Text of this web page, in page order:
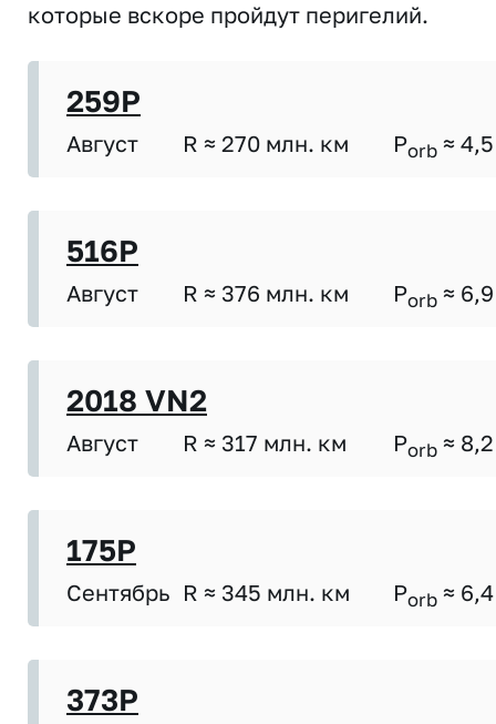
которые вскоре пройдут перигелий.
259P
Август R ≈ 270 млн. км Porb ≈ 4,5
516P
Август R ≈ 376 млн. км Porb ≈ 6,9
2018 VN2
Август R ≈ 317 млн. км Porb ≈ 8,2
175P
Сентябрь R ≈ 345 млн. км Porb ≈ 6,4
373P